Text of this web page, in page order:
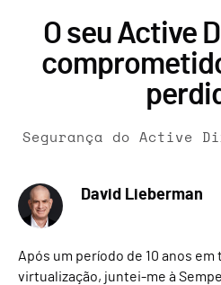
O seu Active
Segurança do Active
David Lieberman
Após um período de 10 anos
virtualização, juntei-me à